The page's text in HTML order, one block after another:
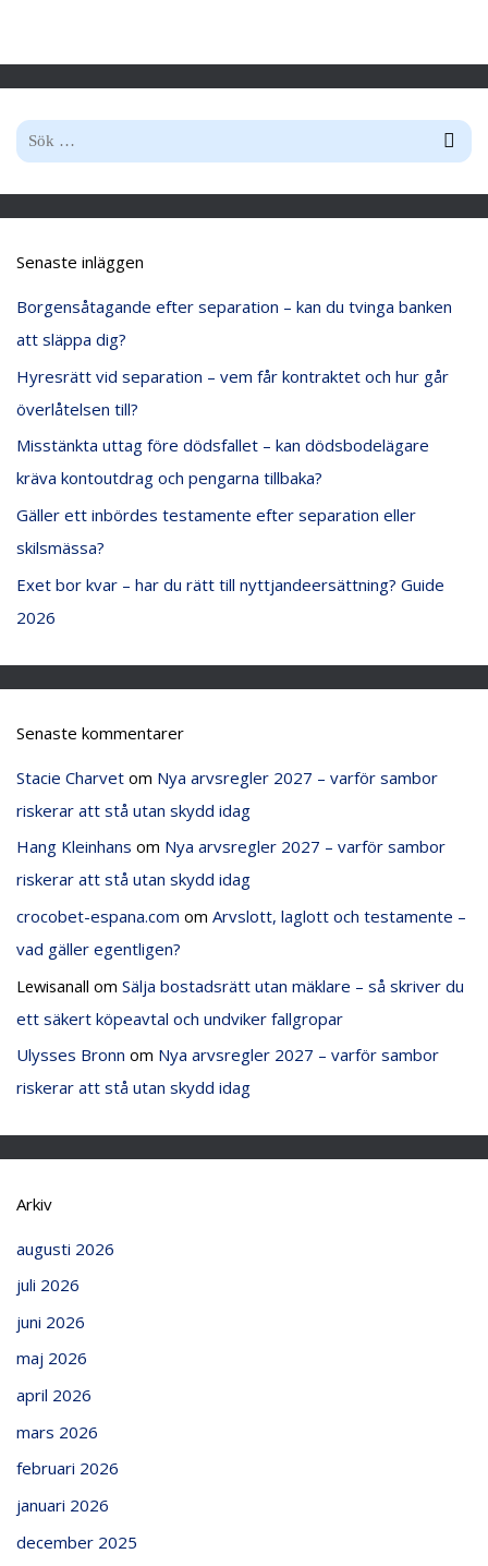
t
e
r
:
Senaste inläggen
Borgensåtagande efter separation – kan du tvinga banken
att släppa dig?
Hyresrätt vid separation – vem får kontraktet och hur går
överlåtelsen till?
Misstänkta uttag före dödsfallet – kan dödsbodelägare
kräva kontoutdrag och pengarna tillbaka?
Gäller ett inbördes testamente efter separation eller
skilsmässa?
Exet bor kvar – har du rätt till nyttjandeersättning? Guide
2026
Senaste kommentarer
Stacie Charvetom Nya arvsregler 2027 – varför sambor
riskerar att stå utan skydd idag
Hang Kleinhans om Nya arvsregler 2027 – varför sambor
riskerar att stå utan skydd idag
crocobet-espana.com om Arvslott, laglott och testamente –
vad gäller egentligen?
Lewisanall om Sälja bostadsrätt utan mäklare – så skriver du
ett säkert köpeavtal och undviker fallgropar
Ulysses Bronn om Nya arvsregler 2027 – varför sambor
riskerar att stå utan skydd idag
Arkiv
augusti 2026
juli 2026
juni 2026
maj 2026
april 2026
mars 2026
februari 2026
januari 2026
december 2025